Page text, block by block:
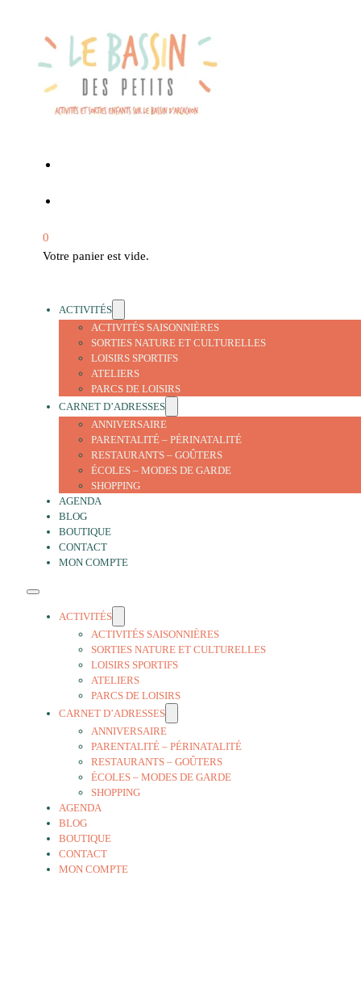
0
Votre panier est vide.
ACTIVITÉS
ACTIVITÉS SAISONNIÈRES
SORTIES NATURE ET CULTURELLES
LOISIRS SPORTIFS
ATELIERS
PARCS DE LOISIRS
CARNET D’ADRESSES
ANNIVERSAIRE
PARENTALITÉ – PÉRINATALITÉ
RESTAURANTS – GOÛTERS
ÉCOLES – MODES DE GARDE
SHOPPING
AGENDA
BLOG
BOUTIQUE
CONTACT
MON COMPTE
ACTIVITÉS
ACTIVITÉS SAISONNIÈRES
SORTIES NATURE ET CULTURELLES
LOISIRS SPORTIFS
ATELIERS
PARCS DE LOISIRS
CARNET D’ADRESSES
ANNIVERSAIRE
PARENTALITÉ – PÉRINATALITÉ
RESTAURANTS – GOÛTERS
ÉCOLES – MODES DE GARDE
SHOPPING
AGENDA
BLOG
BOUTIQUE
CONTACT
MON COMPTE